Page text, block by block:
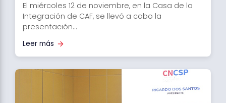
El miércoles 12 de noviembre, en la Casa de la
Integración de CAF, se llevó a cabo la
presentación...
Leer más